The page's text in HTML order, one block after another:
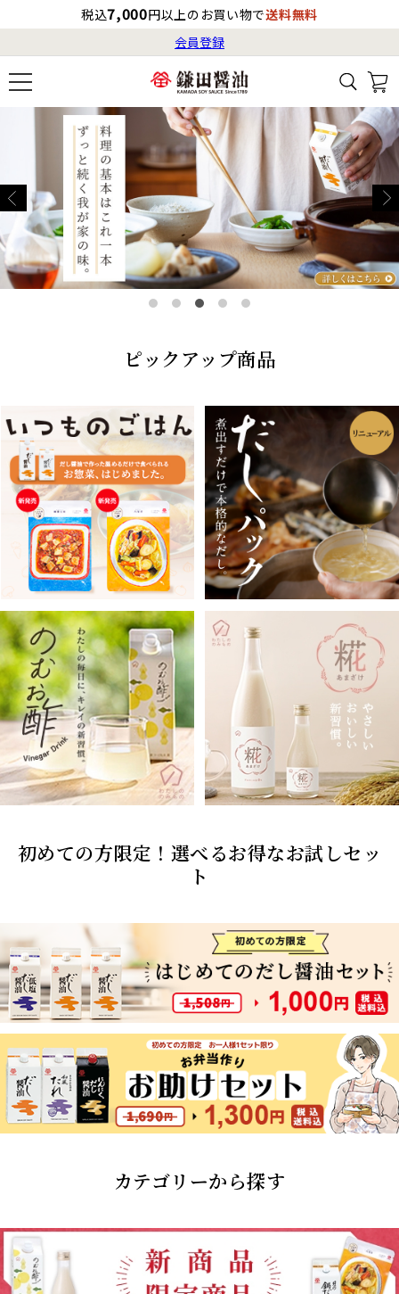
税込7,000円以上のお買い物で送料無料
会員登録
ログイン
会員登録
すべての商品一覧
商品カテゴリ
ギフト
レシピ
ご利用ガイド 安全・安心への取り組み
よくあるご質問 サイトマップ
お問い合わせ カタログ請求
会社案内
お電話でのお問い合わせ・ご注文
0120-46-0306
受付時間 / 8:00〜17:30（日・祝日除く）
すべてから検索
商品検索
カタログ番号・記号検索
レシピ検索
ピックアップ商品
初めての方限定！選べるお得なお試しセッ
ト
カテゴリーから探す
最短お届け日（国内）の目安
8月7日（金）13:00
へのお届け予定日は
8月8日（土）です。